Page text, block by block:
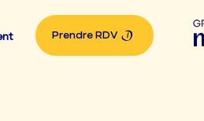
Prendre RDV